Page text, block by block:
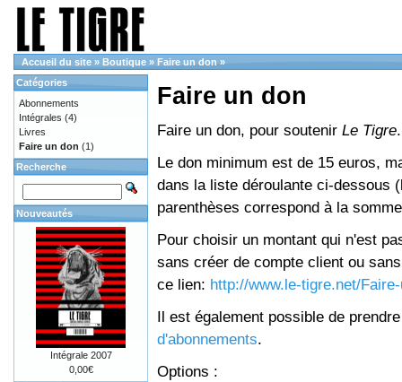
Accueil du site » Boutique » Faire un don »
Faire un don
Faire un don, pour soutenir Le Tigre.
Le don minimum est de 15 euros,
dans la liste déroulante ci-dessous
parenthèses correspond à la
Pour choisir un montant qui n'est
sans créer de compte client ou
ce lien: http://www.le-tigre.net/
Il est également possible de
d'abonnements.
Options :
Catégories
Abonnements
Intégrales (4)
Livres
Faire un don (1)
Recherche
Nouveautés
Intégrale 2007
0,00€